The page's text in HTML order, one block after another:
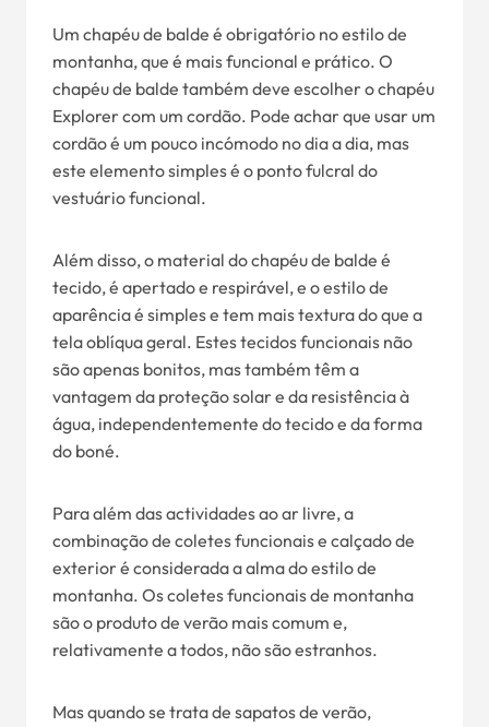
Um chapéu de balde é obrigatório no estilo de
montanha, que é mais funcional e prático. O
chapéu de balde também deve escolher o chapéu
Explorer com um cordão. Pode achar que usar um
cordão é um pouco incómodo no dia a dia, mas
este elemento simples é o ponto fulcral do
vestuário funcional.
Além disso, o material do chapéu de balde é
tecido, é apertado e respirável, e o estilo de
aparência é simples e tem mais textura do que a
tela oblíqua geral. Estes tecidos funcionais não
são apenas bonitos, mas também têm a
vantagem da proteção solar e da resistência à
água, independentemente do tecido e da forma
do boné.
Para além das actividades ao ar livre, a
combinação de coletes funcionais e calçado de
exterior é considerada a alma do estilo de
montanha. Os coletes funcionais de montanha
são o produto de verão mais comum e,
relativamente a todos, não são estranhos.
Mas quando se trata de sapatos de verão,